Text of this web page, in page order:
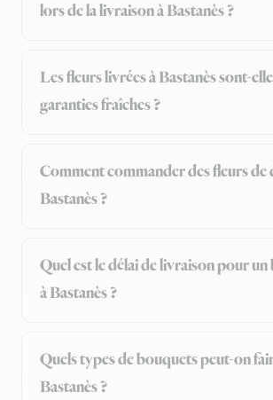
lors de la livraison à Bastanès ?
Les fleurs livrées à Bastanès sont-
garanties fraîches ?
Comment commander des fleurs de
Bastanès ?
Quel est le délai de livraison pour
à Bastanès ?
Quels types de bouquets peut-on
Bastanès ?